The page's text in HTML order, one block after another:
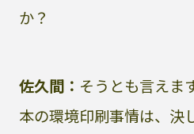
か？
佐久間： そうとも言えま
本の環境印刷事情は、決